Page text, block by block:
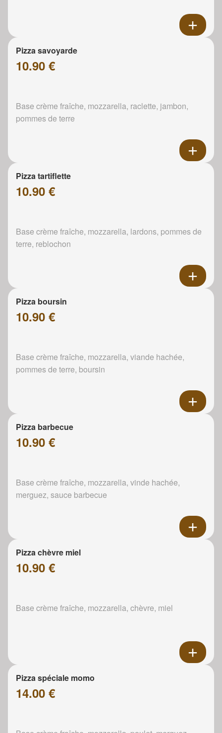
Pizza savoyarde
10.90 €
Base crème fraîche, mozzarella, raclette, jambon,
pommes de terre
Pizza tartiflette
10.90 €
Base crème fraîche, mozzarella, lardons, pommes de
terre, reblochon
Pizza boursin
10.90 €
Base crème fraîche, mozzarella, viande hachée,
pommes de terre, boursin
Pizza barbecue
10.90 €
Base crème fraîche, mozzarella, vinde hachée,
merguez, sauce barbecue
Pizza chèvre miel
10.90 €
Base crème fraîche, mozzarella, chèvre, miel
Pizza spéciale momo
14.00 €